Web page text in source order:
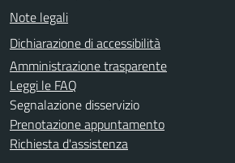
Note legali
Dichiarazione di accessibilità
Amministrazione trasparente
Leggi le FAQ
Segnalazione disservizio
Prenotazione appuntamento
Richiesta d'assistenza